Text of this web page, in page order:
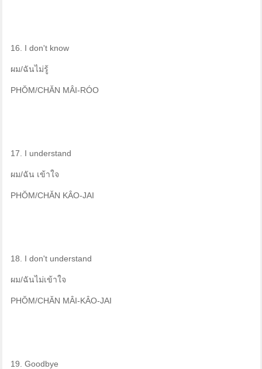
16. I don't know
ผม/ฉันไม่รู้
PHŎM/CHĂN MÂI-RÓO
17. I understand
ผม/ฉัน เข้าใจ
PHŎM/CHĂN KÂO-JAI
18. I don't understand
ผม/ฉันไม่เข้าใจ
PHŎM/CHĂN MÂI-KÂO-JAI
19. Goodbye